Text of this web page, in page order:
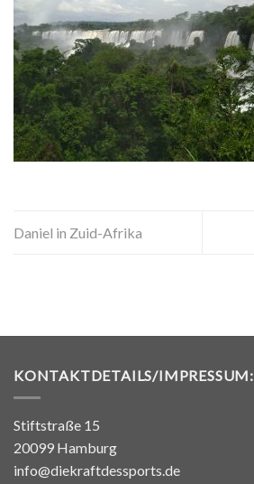
Daniel in Zuid-Afrika
KONTAKTDETAILS/IMPRESSUM:
Stiftstraße 15
20099 Hamburg
info@diekraftdessports.de